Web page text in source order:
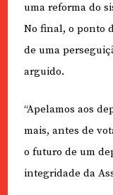
uma reforma do
No final, o ponto
de uma
arguido.
“Apelamos aos
mais, antes de
o futuro de um
integridade da